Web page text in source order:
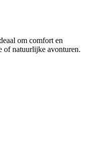
om comfort en
of natuurlijke avonturen.